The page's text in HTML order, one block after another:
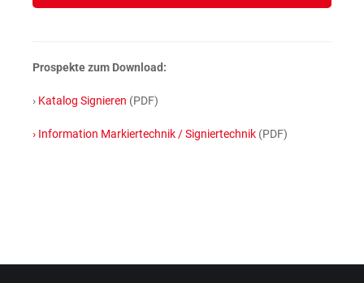
Pro­spek­te zum Download:
› Kata­log Signie­ren (PDF)
› Infor­ma­ti­on Mar­kier­tech­nik / Signier­tech­nik (PDF)